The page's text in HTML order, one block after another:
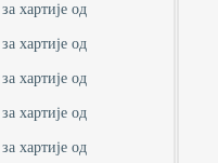
хартије од
хартије од
хартије од
хартије од
хартије од